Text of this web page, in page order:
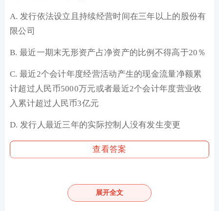
A. 发行依法设立且持续经营时间在三年以上的股份有
限公司
B. 最近一期末无形资产占净资产的比例不得高于20％
C. 最近2个会计年度经营活动产生的现金流量净额累
计超过人民币5000万元或者最近2个会计年度营业收
入累计超过人民币3亿元
D. 发行人最近三年的实际控制人没有发生变更
查看答案
展开全文